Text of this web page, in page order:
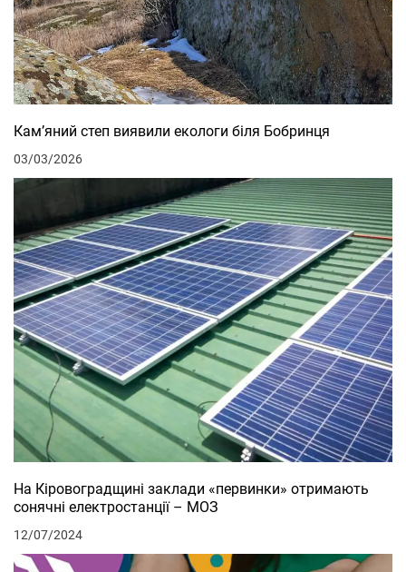
Кам’яний степ виявили екологи біля Бобринця
03/03/2026
На Кіровоградщині заклади «первинки» отримають
сонячні електростанції – МОЗ
12/07/2024